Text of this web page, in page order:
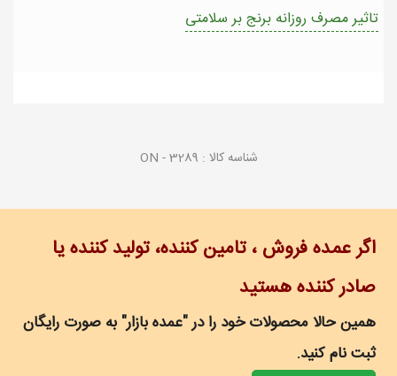
تاثیر مصرف روزانه برنج بر سلامتی
شناسه کالا : ON - 3289
اگر عمده فروش ، تامین کننده، تولید کننده یا
صادر کننده هستید
همین حالا محصولات خود را در "عمده بازار" به صورت رایگان
ثبت نام کنید.